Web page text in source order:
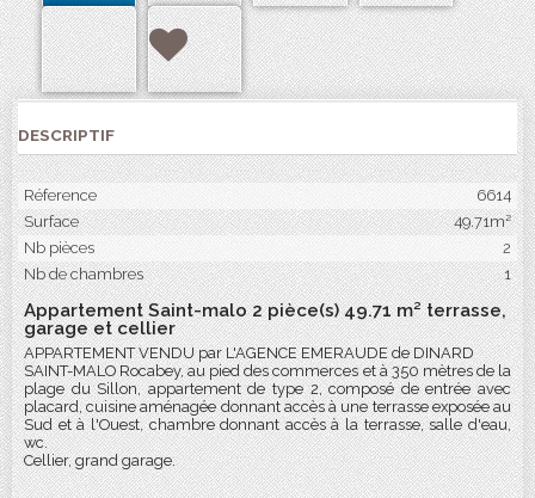
DESCRIPTIF
Réference
6614
Surface
49.71m²
Nb pièces
2
Nb de chambres
1
Appartement Saint-malo 2 pièce(s) 49.71 m² terrasse,
garage et cellier
APPARTEMENT VENDU par L'AGENCE EMERAUDE de DINARD
SAINT-MALO Rocabey, au pied des commerces et à 350 mètres de la
plage du Sillon, appartement de type 2, composé de entrée avec
placard, cuisine aménagée donnant accès à une terrasse exposée au
Sud et à l'Ouest, chambre donnant accès à la terrasse, salle d'eau,
wc.
Cellier, grand garage.